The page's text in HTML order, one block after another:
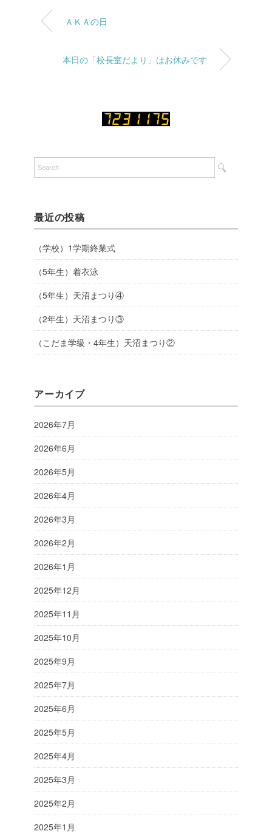
ＡＫＡの日
本日の「校長室だより」はお休みです
最近の投稿
（学校）1学期終業式
（5年生）着衣泳
（5年生）天沼まつり④
（2年生）天沼まつり③
（こだま学級・4年生）天沼まつり②
アーカイブ
2026年7月
2026年6月
2026年5月
2026年4月
2026年3月
2026年2月
2026年1月
2025年12月
2025年11月
2025年10月
2025年9月
2025年7月
2025年6月
2025年5月
2025年4月
2025年3月
2025年2月
2025年1月